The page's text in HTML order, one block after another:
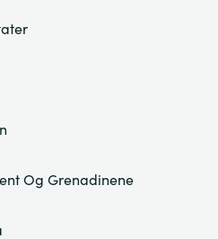
Og Grenadinene